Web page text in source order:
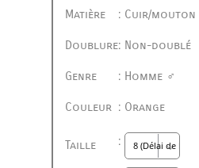
Matière : Cuir/mouton
Doublure: Non-doublé
Genre : Homme ♂
Couleur : Orange
Taille :